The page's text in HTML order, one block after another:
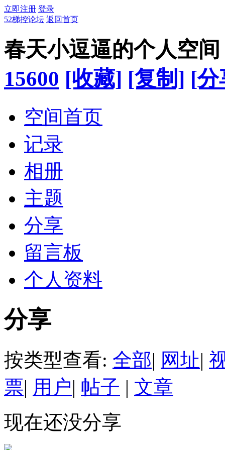
立即注册 登录
52梯控论坛 返回首页
春天小逗逼的个人空间
15600 [收藏] [复制] [分
空间首页
记录
相册
主题
分享
留言板
个人资料
分享
按类型查看: 全部| 网址|
票| 用户| 帖子 | 文章
现在还没分享